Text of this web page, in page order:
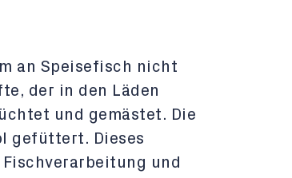
an Speisefisch nicht
der in den Läden
und gemästet. Die
gefüttert. Dieses
und